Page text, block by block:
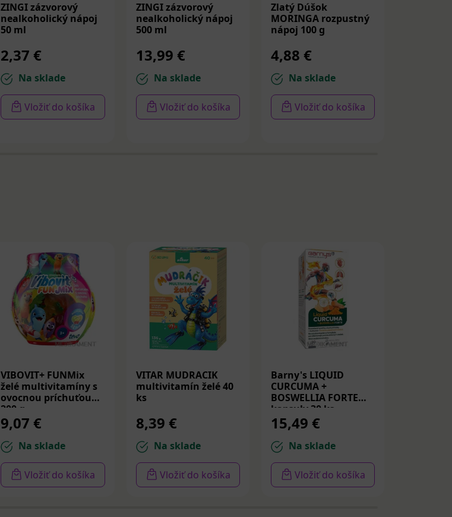
ZINGI zázvorový
nealkoholický nápoj
50 ml
2,37 €
Na sklade
Vložiť do košíka
ZINGI zázvorový
nealkoholický nápoj
500 ml
13,99 €
Na sklade
Vložiť do košíka
Zlatý Dúšok
MORINGA rozpustný
nápoj 100 g
4,88 €
Na sklade
Vložiť do košíka
VIBOVIT+ FUNMix
želé multivitamíny s
ovocnou príchuťou
200 g
9,07 €
Na sklade
Vložiť do košíka
VITAR MUDRACIK
multivitamín želé 40
ks
8,39 €
Na sklade
Vložiť do košíka
Barny's LIQUID
CURCUMA +
BOSWELLIA FORTE
kapsuly 30 ks
15,49 €
Na sklade
Vložiť do košíka